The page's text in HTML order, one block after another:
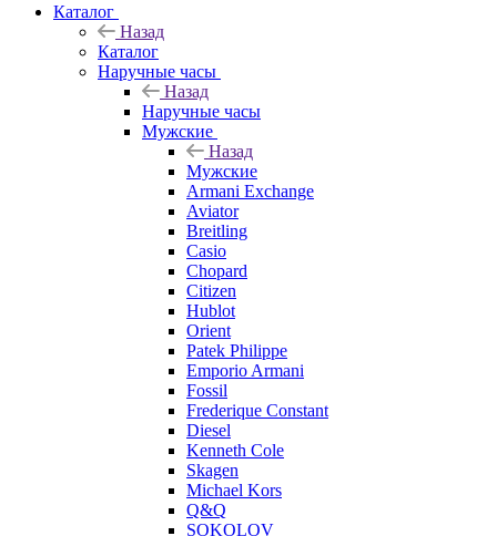
Каталог
Назад
Каталог
Наручные часы
Назад
Наручные часы
Мужские
Назад
Мужские
Armani Exchange
Aviator
Breitling
Casio
Chopard
Citizen
Hublot
Orient
Patek Philippe
Emporio Armani
Fossil
Frederique Constant
Diesel
Kenneth Cole
Skagen
Michael Kors
Q&Q
SOKOLOV